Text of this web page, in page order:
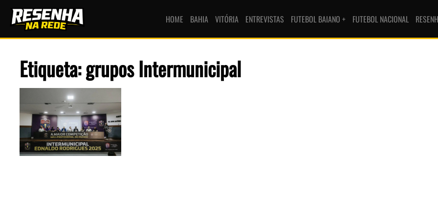
HOME BAHIA VITÓRIA ENTREVISTAS FUTEBOL BAIANO + FUTEBOL NACIONAL
Etiqueta: grupos Intermunicipal